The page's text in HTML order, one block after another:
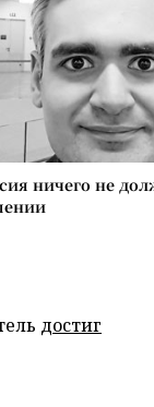
ничего не
достиг